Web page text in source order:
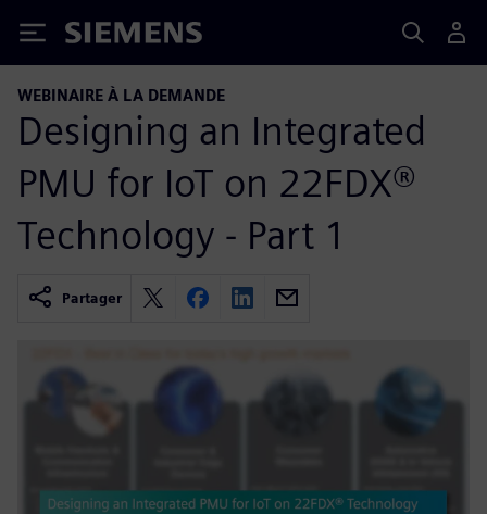
Siemens
WEBINAIRE À LA DEMANDE
Designing an Integrated
PMU for IoT on 22FDX®
Technology - Part 1
Partager